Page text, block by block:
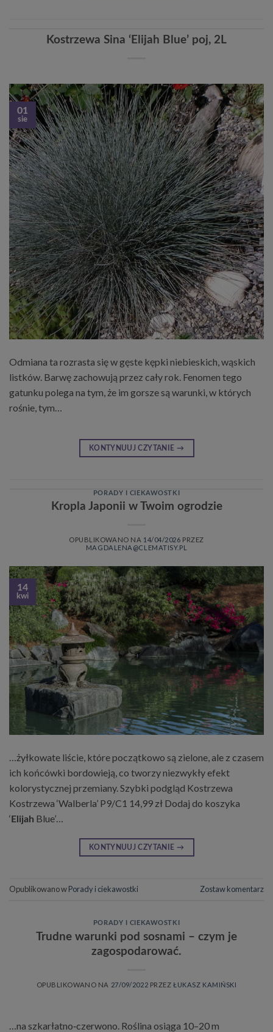
Kostrzewa Sina ‘Elijah Blue’ poj, 2L
01
sie
Odmiana ta rozrasta się w gęste kępki niebieskich, wąskich
listków. Barwę zachowują przez cały rok. Fenomen tego
gatunku polega na tym, że im gorsze są warunki, w których
rośnie, tym…
KONTYNUUJ CZYTANIE →
PORADY I CIEKAWOSTKI
Kropla Japonii w Twoim ogrodzie
OPUBLIKOWANO NA 14/04/2026 PRZEZ
MAGDALENA@CLEMATISY.PL
14
kwi
…żyłkowate liście, które początkowo są zielone, ale z czasem
ich końcówki bordowieją, co tworzy niezwykły efekt
kolorystycznej przemiany. Szybki podgląd Kostrzewa
Kostrzewa ‘Walberla’ P9/C1 14,99 zł Dodaj do koszyka
‘ Elijah Blue’…
KONTYNUUJ CZYTANIE →
Opublikowano wPorady i ciekawostki Zostaw komentarz
PORADY I CIEKAWOSTKI
Trudne warunki pod sosnami – czym je
zagospodarować.
OPUBLIKOWANO NA 27/09/2022 PRZEZŁUKASZ KAMIŃSKI
…na szkarłatno‑czerwono. Roślina osiąga 10–20 m